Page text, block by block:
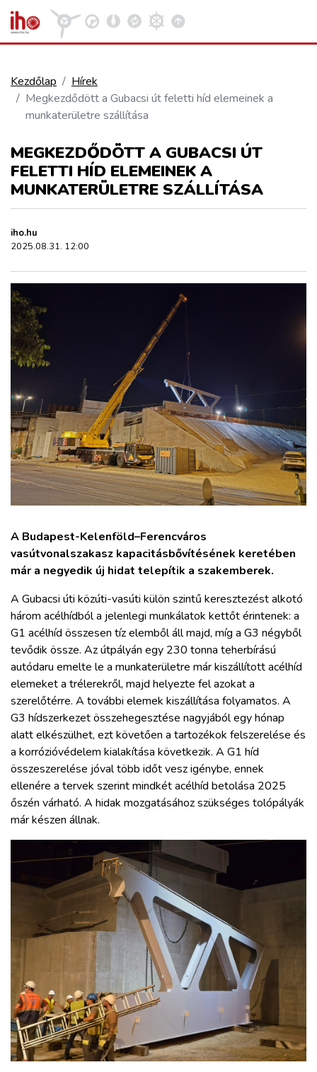
VASÚT
KÖZÚT
REPÜLÉS
KÖZLEKEDÉSFEJLESZTÉS
ZÖLDÚT
HAJÓZÁS
BLOG
ARCHÍVUM
WEBSHOP
BELÉPÉS
REGISZTRÁCIÓ
Kezdőlap
Hírek
Megkezdődött a Gubacsi út feletti híd elemeinek a
munkaterületre szállítása
MEGKEZDŐDÖTT A GUBACSI ÚT
FELETTI HÍD ELEMEINEK A
MUNKATERÜLETRE SZÁLLÍTÁSA
iho.hu
2025.08.31. 12:00
A Budapest-Kelenföld–Ferencváros
vasútvonalszakasz kapacitásbővítésének keretében
már a negyedik új hidat telepítik a szakemberek.
A Gubacsi úti közúti-vasúti külön szintű keresztezést alkotó
három acélhídból a jelenlegi munkálatok kettőt érintenek: a
G1 acélhíd összesen tíz elemből áll majd, míg a G3 négyből
tevődik össze. Az útpályán egy 230 tonna teherbírású
autódaru emelte le a munkaterületre már kiszállított acélhíd
elemeket a trélerekről, majd helyezte fel azokat a
szerelőtérre. A további elemek kiszállítása folyamatos. A
G3 hídszerkezet összehegesztése nagyjából egy hónap
alatt elkészülhet, ezt követően a tartozékok felszerelése és
a korrózióvédelem kialakítása következik. A G1 híd
összeszerelése jóval több időt vesz igénybe, ennek
ellenére a tervek szerint mindkét acélhíd betolása 2025
őszén várható. A hidak mozgatásához szükséges tolópályák
már készen állnak.